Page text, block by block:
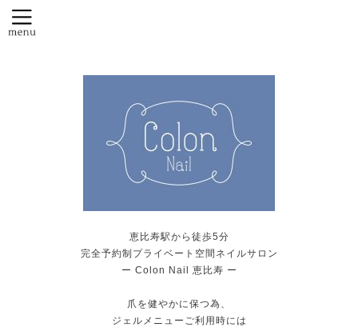
恵比寿駅から徒歩5分
完全予約制プライベート空間ネイルサロン
ー Colon Nail 恵比寿 ー
爪を健やかに保つ為、
ジェルメニューご利用時には